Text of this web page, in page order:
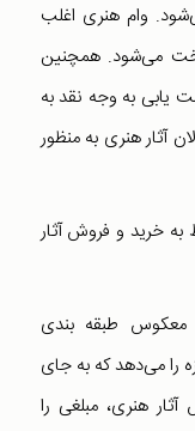
وام هنری اغلب
می‌شود. همچنین
یابی به وجه نقد به
آثار هنری به منظور
معکوس طبقه بندی
را می‌دهد که به جای
هنری، مبلغی را